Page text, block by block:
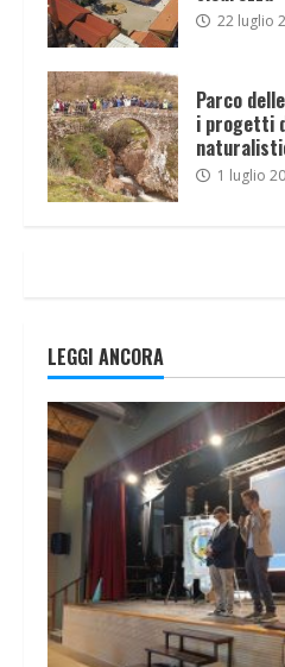
22 luglio
Parco
i progetti
1 luglio
LEGGI ANCORA